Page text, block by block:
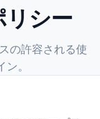
リシー
の許容される使
。